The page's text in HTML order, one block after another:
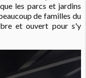
les parcs et jardins
de familles du
et ouvert pour s'y